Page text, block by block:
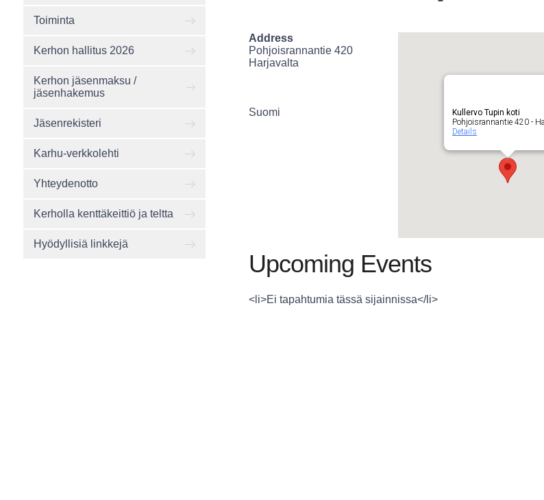
Toiminta
Kerhon hallitus 2026
Kerhon jäsenmaksu /
jäsenhakemus
Jäsenrekisteri
Karhu-verkkolehti
Yhteydenotto
Kerholla kenttäkeittiö ja teltta
Hyödyllisiä linkkejä
Kullervo Tupin koti
Pohjoisrannantie 420 -
Details
Address
Pohjoisrannantie 420
Harjavalta
Suomi
Upcoming Events
<li>Ei tapahtumia tässä sijainnissa</li>